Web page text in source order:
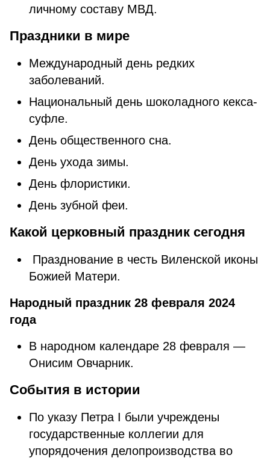
личному составу МВД.
Праздники в мире
Международный день редких
заболеваний.
Национальный день шоколадного кекса-
суфле.
День общественного сна.
День ухода зимы.
День флористики.
День зубной феи.
Какой церковный праздник сегодня
Празднование в честь Виленской иконы
Божией Матери.
Народный праздник 28 февраля 2024
года
В народном календаре 28 февраля —
Онисим Овчарник.
События в истории
По указу Петра I были учреждены
государственные коллегии для
упорядочения делопроизводства во